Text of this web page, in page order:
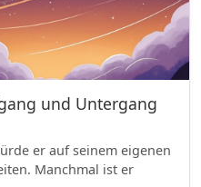
und Untergang
er auf seinem eigenen
Manchmal ist er